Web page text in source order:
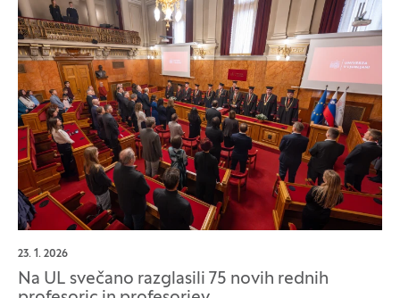
23. 1. 2026
Na UL svečano razglasili 75 novih rednih